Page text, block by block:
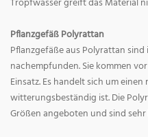
Tropfwasser greift das Material
Pflanzgefäß Polyrattan
Pflanzgefäße aus Polyrattan
nachempfunden. Sie kommen
Einsatz. Es handelt sich um
witterungsbeständig ist. Die
Größen angeboten und sind